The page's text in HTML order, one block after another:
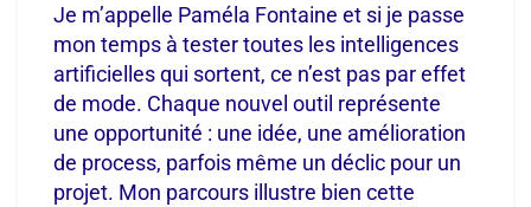
Je m’appelle Paméla Fontaine et si je passe
mon temps à tester toutes les intelligences
artificielles qui sortent, ce n’est pas par effet
de mode. Chaque nouvel outil représente
une opportunité : une idée, une amélioration
de process, parfois même un déclic pour un
projet. Mon parcours illustre bien cette